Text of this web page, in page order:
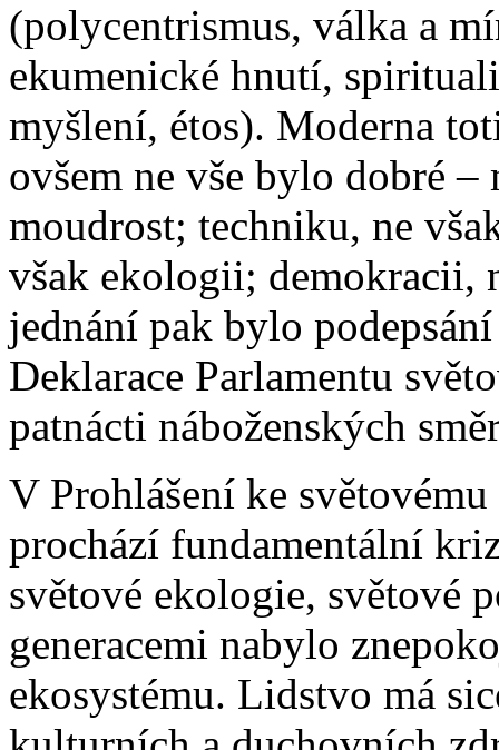
(polycentrismus, válka a
ekumenické hnutí,
myšlení, étos). Moderna
ovšem ne vše bylo dobré –
moudrost; techniku, ne
však ekologii; demokracii,
jednání pak bylo
Deklarace Parlamentu
patnácti náboženských
V Prohlášení ke světovému
prochází fundamentální
světové ekologie, světové
generacemi nabylo
ekosystému. Lidstvo má